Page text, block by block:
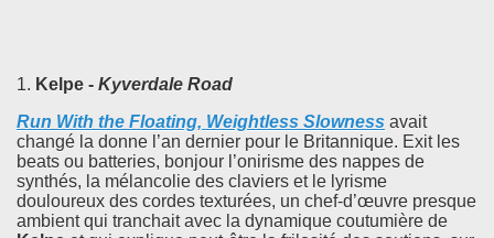
1. Kelpe - Kyverdale Road
Run With the Floating, Weightless Slowness avait
changé la donne l’an dernier pour le Britannique. Exit les
beats ou batteries, bonjour l’onirisme des nappes de
synthés, la mélancolie des claviers et le lyrisme
douloureux des cordes texturées, un chef-d’œuvre presque
ambient qui tranchait avec la dynamique coutumière de